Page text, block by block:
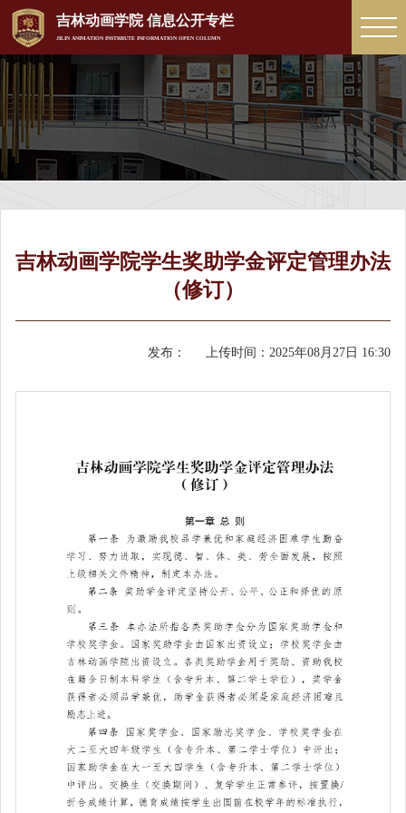
吉林动画学院 信息公开专栏
JILIN ANIMATION INSTRRUTE INFORMATION OPEN COLUMN
吉林动画学院学生奖助学金评定管理办法
（修订）
上传时间： 2025年08月27日 16:30
发布：